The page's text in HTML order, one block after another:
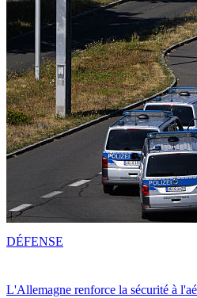
L'Allemagne renforce la sécurité à
DÉFENSE